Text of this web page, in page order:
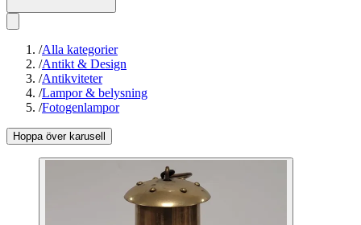
/Alla kategorier
/Antikt & Design
/Antikviteter
/Lampor & belysning
/Fotogenlampor
Hoppa över karusell